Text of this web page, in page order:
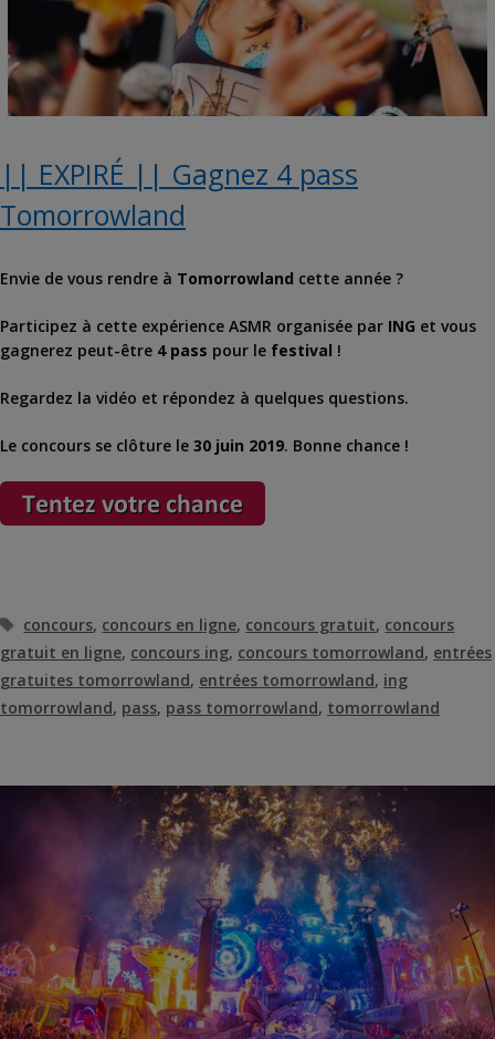
|| EXPIRÉ || Gagnez 4 pass
Tomorrowland
Envie de vous rendre à Tomorrowland cette année ?
Participez à cette expérience ASMR organisée par ING et vous
gagnerez peut-être 4 pass pour le festival !
Regardez la vidéo et répondez à quelques questions.
Le concours se clôture le 30 juin 2019. Bonne chance !
Étiquettes
concours, concours en ligne, concours gratuit, concours
gratuit en ligne, concours ing, concours tomorrowland, entrées
gratuites tomorrowland, entrées tomorrowland, ing
tomorrowland, pass, pass tomorrowland, tomorrowland